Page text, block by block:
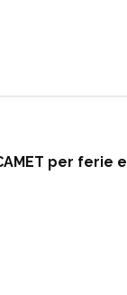
per ferie
– torna la